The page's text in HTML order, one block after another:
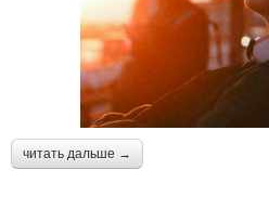
читать дальше →